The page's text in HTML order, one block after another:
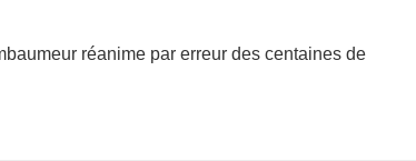
réanime par erreur des centaines de